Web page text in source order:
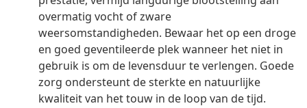
overmatig vocht of zware
weersomstandigheden. Bewaar het op een droge
en goed geventileerde plek wanneer het niet in
gebruik is om de levensduur te verlengen. Goede
zorg ondersteunt de sterkte en natuurlijke
kwaliteit van het touw in de loop van de tijd.